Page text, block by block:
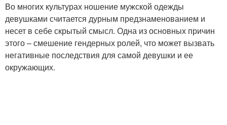
Во многих культурах ношение мужской одежды
девушками считается дурным предзнаменованием и
несет в себе скрытый смысл. Одна из основных причин
этого – смешение гендерных ролей, что может вызвать
негативные последствия для самой девушки и ее
окружающих.